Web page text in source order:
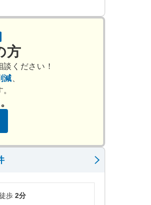
方
ください！
減
歩 2分